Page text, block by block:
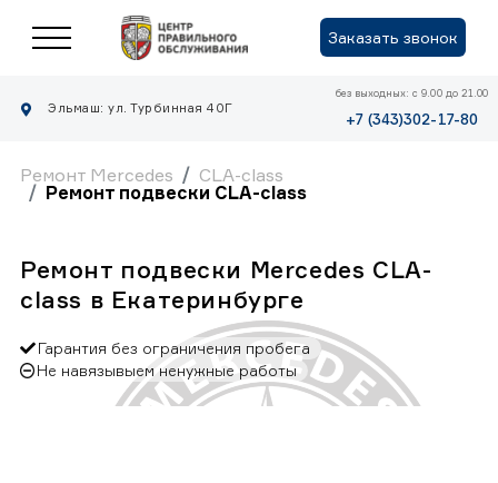
Заказать звонок
Эльмаш: ул. Турбинная 40Г
без выходных: с 9.00 до 21.00
+7 (343)302-17-80
Ремонт Mercedes
CLA-class
Ремонт подвески CLA-class
Ремонт подвески Mercedes CLA-
class в Екатеринбурге
Гарантия без ограничения пробега
Не навязывыем ненужные работы